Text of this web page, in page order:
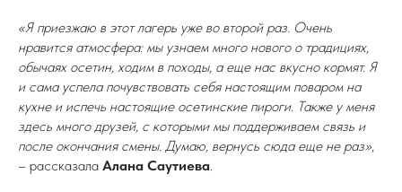
«Я приезжаю в этот лагерь уже во второй раз. Очень
нравится атмосфера: мы узнаем много нового о традициях,
обычаях осетин, ходим в походы, а еще нас вкусно кормят. Я
и сама успела почувствовать себя настоящим поваром на
кухне и испечь настоящие осетинские пироги. Также у меня
здесь много друзей, с которыми мы поддерживаем связь и
после окончания смены. Думаю, вернусь сюда еще не раз»,
– рассказала Алана Саутиева.